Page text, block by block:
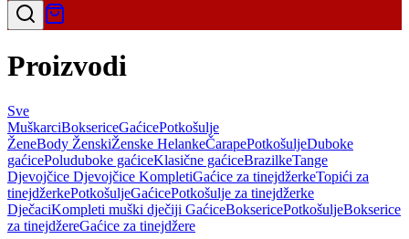
Proizvodi
Sve
MuškarciBoksericeGaćicePotkošulje
ŽeneBody ŽenskiŽenske HelankeČarapePotkošuljeDuboke
gaćicePoluduboke gaćiceKlasične gaćiceBrazilkeTange
Djevojčice Djevojčice KompletiGaćice za tinejdžerkeTopići za
tinejdžerkePotkošuljeGaćicePotkošulje za tinejdžerke
DječaciKompleti muški dječiji GaćiceBoksericePotkošuljeBokserice
za tinejdžereGaćice za tinejdžere